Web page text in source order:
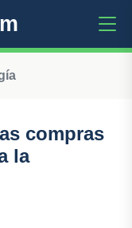
compras
la